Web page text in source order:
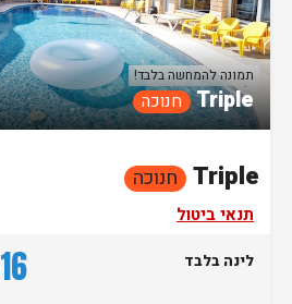
Triple חנוכה
תמונה להמחשה בלבד!
Triple חנוכה
תנאי ביטול
לינה בלבד